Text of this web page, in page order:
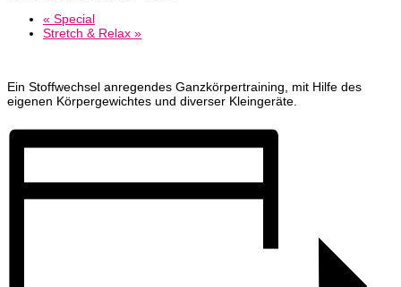
« Special
Stretch & Relax »
Ein Stoffwechsel anregendes Ganzkörpertraining, mit Hilfe des
eigenen Körpergewichtes und diverser Kleingeräte.